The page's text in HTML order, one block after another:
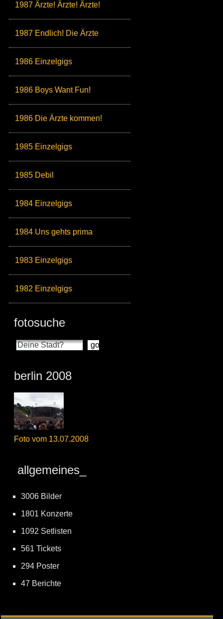
1987 Ärzte! Ärzte! Ärzte!
1987 Endlich! Die Ärzte
1986 Einzelgigs
1986 Boys Want Fun!
1986 Die Ärzte kommen!
1985 Einzelgigs
1985 Debil
1984 Einzelgigs
1984 Uns gehts prima
1983 Einzelgigs
1982 Einzelgigs
fotosuche
berlin 2008
Foto vom 13.07.2008
allgemeines_
3006 Bilder
1801 Konzerte
1092 Setlisten
561 Tickets
294 Poster
47 Berichte